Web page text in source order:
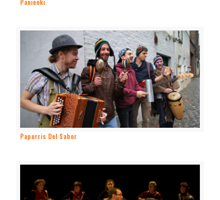
Panienki
Papurris Del Sabor